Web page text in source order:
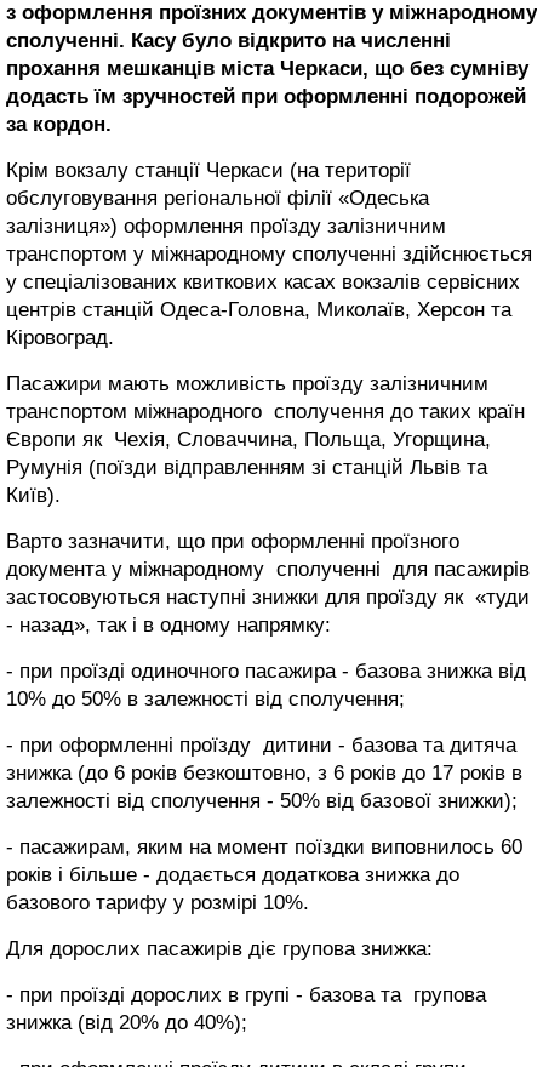
з оформлення проїзних документів у міжнародному
сполученні. Касу було відкрито на численні
прохання мешканців міста Черкаси, що без сумніву
додасть їм зручностей при оформленні подорожей
за кордон.
Крім вокзалу станції Черкаси (на території
обслуговування регіональної філії «Одеська
залізниця») оформлення проїзду залізничним
транспортом у міжнародному сполученні здійснюється
у спеціалізованих квиткових касах вокзалів сервісних
центрів станцій Одеса-Головна, Миколаїв, Херсон та
Кіровоград.
Пасажири мають можливість проїзду залізничним
транспортом міжнародного сполучення до таких країн
Європи як Чехія, Словаччина, Польща, Угорщина,
Румунія (поїзди відправленням зі станцій Львів та
Київ).
Варто зазначити, що при оформленні проїзного
документа у міжнародному сполученні для пасажирів
застосовуються наступні знижки для проїзду як «туди
- назад», так і в одному напрямку:
- при проїзді одиночного пасажира - базова знижка від
10% до 50% в залежності від сполучення;
- при оформленні проїзду дитини - базова та дитяча
знижка (до 6 років безкоштовно, з 6 років до 17 років в
залежності від сполучення - 50% від базової знижки);
- пасажирам, яким на момент поїздки виповнилось 60
років і більше - додається додаткова знижка до
базового тарифу у розмірі 10%.
Для дорослих пасажирів діє групова знижка:
- при проїзді дорослих в групі - базова та групова
знижка (від 20% до 40%);